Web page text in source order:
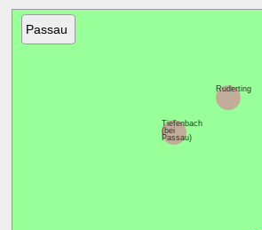
Passau
Tiefenbach
(bei
Passau)
Ruderting